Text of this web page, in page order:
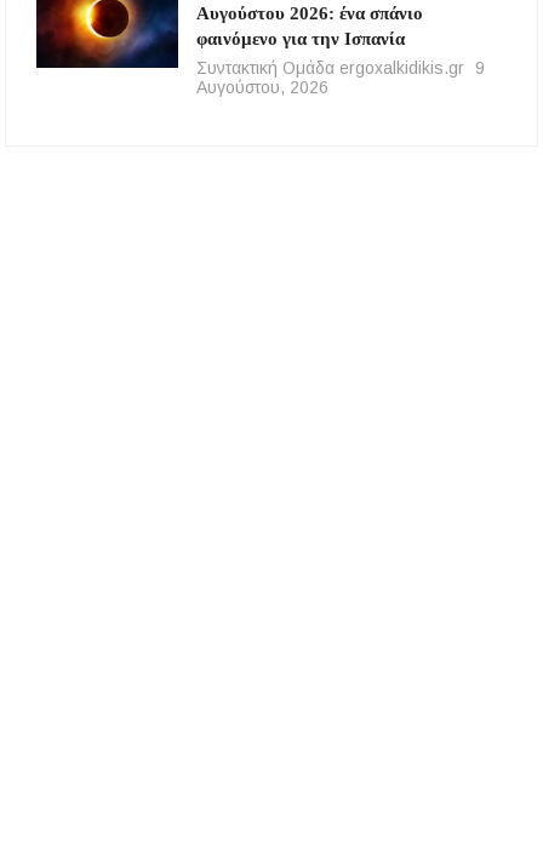
Αυγούστου 2026: ένα σπάνιο
φαινόμενο για την Ισπανία
Συντακτική Ομάδα ergoxalkidikis.gr
9
Αυγούστου, 2026